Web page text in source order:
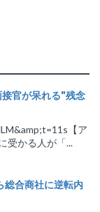
接官が呆れる"残念
【ア
受かる人が「...
総合商社に逆転内